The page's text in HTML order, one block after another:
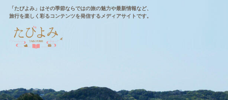
「たびよみ」はその季節ならではの旅の魅力や最新情報など、
旅行を楽しく彩るコンテンツを発信するメディアサイトです。